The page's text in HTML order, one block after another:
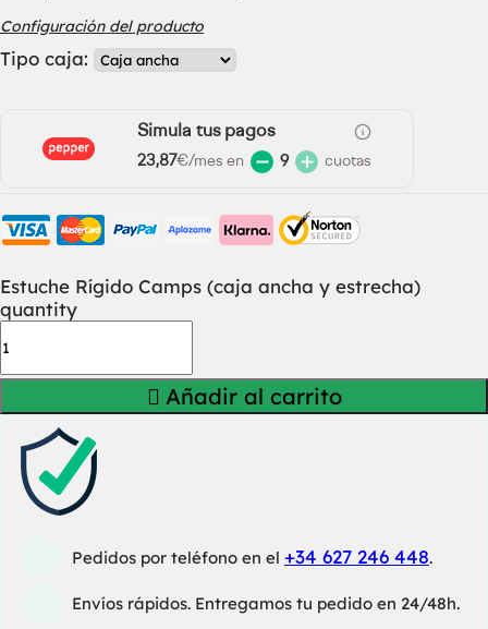
Configuración del producto
Tipo caja:
Simula tus pagos
23,87€/mes en 9 cuotas
Estuche Rígido Camps (caja ancha y estrecha)
quantity
Añadir al carrito
Pedidos por teléfono en el +34 627 246 448.
Envíos rápidos. Entregamos tu pedido en 24/48h.